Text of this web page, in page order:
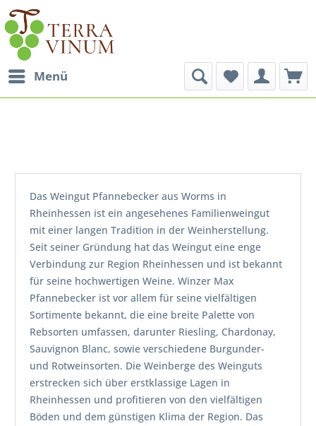
Menü
Das Weingut Pfannebecker aus Worms in
Rheinhessen ist ein angesehenes Familienweingut
mit einer langen Tradition in der Weinherstellung.
Seit seiner Gründung hat das Weingut eine enge
Verbindung zur Region Rheinhessen und ist bekannt
für seine hochwertigen Weine. Winzer Max
Pfannebecker ist vor allem für seine vielfältigen
Sortimente bekannt, die eine breite Palette von
Rebsorten umfassen, darunter Riesling, Chardonay,
Sauvignon Blanc, sowie verschiedene Burgunder-
und Rotweinsorten. Die Weinberge des Weinguts
erstrecken sich über erstklassige Lagen in
Rheinhessen und profitieren von den vielfältigen
Böden und dem günstigen Klima der Region. Das